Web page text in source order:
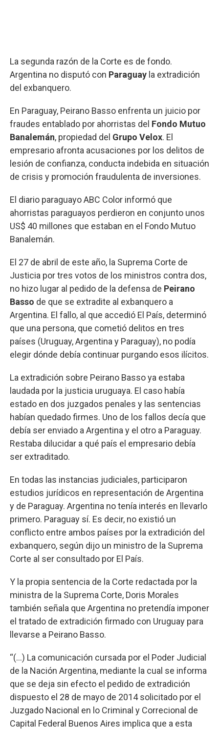
La segunda razón de la Corte es de fondo.
Argentina no disputó con Paraguay la extradición
del exbanquero.
En Paraguay, Peirano Basso enfrenta un juicio por
fraudes entablado por ahorristas del Fondo Mutuo
Banalemán, propiedad del Grupo Velox. El
empresario afronta acusaciones por los delitos de
lesión de confianza, conducta indebida en situación
de crisis y promoción fraudulenta de inversiones.
El diario paraguayo ABC Color informó que
ahorristas paraguayos perdieron en conjunto unos
US$ 40 millones que estaban en el Fondo Mutuo
Banalemán.
El 27 de abril de este año, la Suprema Corte de
Justicia por tres votos de los ministros contra dos,
no hizo lugar al pedido de la defensa de Peirano
Basso de que se extradite al exbanquero a
Argentina. El fallo, al que accedió El País, determinó
que una persona, que cometió delitos en tres
países (Uruguay, Argentina y Paraguay), no podía
elegir dónde debía continuar purgando esos ilícitos.
La extradición sobre Peirano Basso ya estaba
laudada por la justicia uruguaya. El caso había
estado en dos juzgados penales y las sentencias
habían quedado firmes. Uno de los fallos decía que
debía ser enviado a Argentina y el otro a Paraguay.
Restaba dilucidar a qué país el empresario debía
ser extraditado.
En todas las instancias judiciales, participaron
estudios jurídicos en representación de Argentina
y de Paraguay. Argentina no tenía interés en llevarlo
primero. Paraguay sí. Es decir, no existió un
conflicto entre ambos países por la extradición del
exbanquero, según dijo un ministro de la Suprema
Corte al ser consultado por El País.
Y la propia sentencia de la Corte redactada por la
ministra de la Suprema Corte, Doris Morales
también señala que Argentina no pretendía imponer
el tratado de extradición firmado con Uruguay para
llevarse a Peirano Basso.
“(...) La comunicación cursada por el Poder Judicial
de la Nación Argentina, mediante la cual se informa
que se deja sin efecto el pedido de extradición
dispuesto el 28 de mayo de 2014 solicitado por el
Juzgado Nacional en lo Criminal y Correcional de
Capital Federal Buenos Aires implica que a esta